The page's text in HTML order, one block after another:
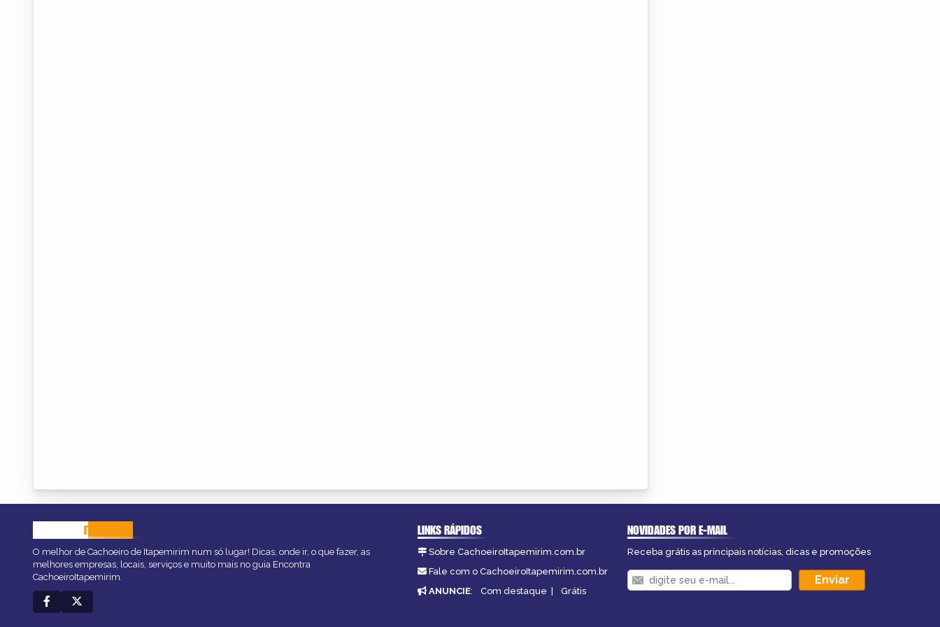
ITAPEMIRIM
O melhor de Cachoeiro de Itapemirim num só lugar! Dicas, onde ir, o que fazer, as
melhores empresas, locais, serviços e muito mais no guia Encontra
CachoeiroItapemirim.
LINKS RÁPIDOS
Sobre CachoeiroItapemirim.com.br
Fale com o CachoeiroItapemirim.com.br
ANUNCIE: Com destaque | Grátis
NOVIDADES POR E-MAIL
Receba grátis as principais notícias, dicas e promoções